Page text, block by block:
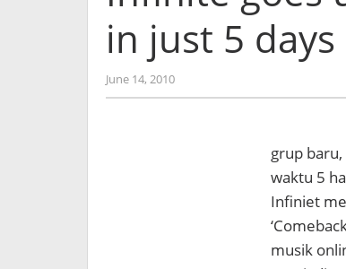
in just 5
June 14, 2010by
Koreanindo
grup
waktu 5
Infiniet
musik